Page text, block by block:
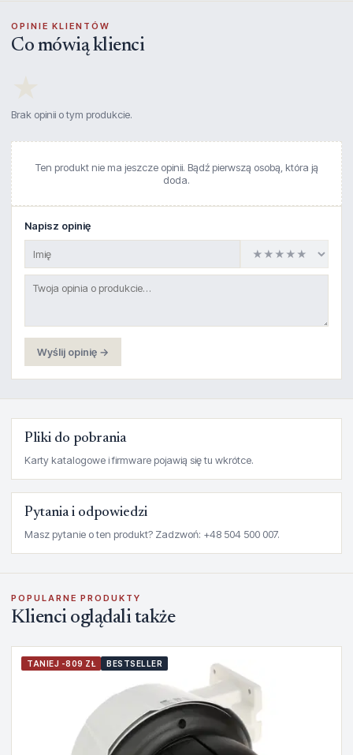
OPINIE KLIENTÓW
Co mówią klienci
Brak opinii o tym produkcie.
Ten produkt nie ma jeszcze opinii. Bądź pierwszą osobą, która ją
doda.
Napisz opinię
Wyślij opinię →
Pliki do pobrania
Karty katalogowe i firmware pojawią się tu wkrótce.
Pytania i odpowiedzi
Masz pytanie o ten produkt? Zadzwoń: +48 504 500 007.
POPULARNE PRODUKTY
Klienci oglądali także
TANIEJ -809 ZŁ BESTSELLER